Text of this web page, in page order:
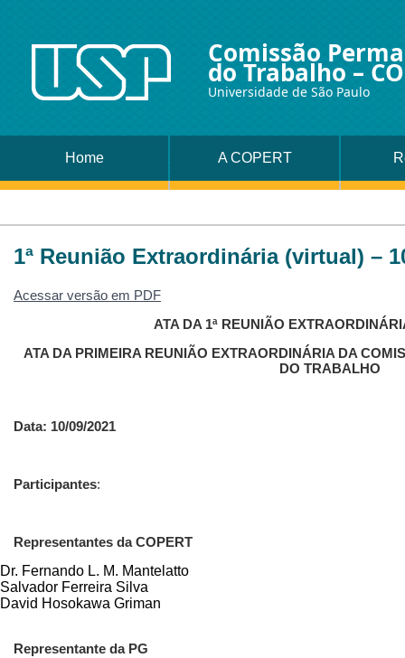
Comissão
do Trabalho –
Universidade de São Paulo
Home A COPERT
1ª Reunião Extraordinária (virtual) –
Acessar versão em PDF
ATA DA 1ª REUNIÃO
ATA DA PRIMEIRA REUNIÃO EXTRAORDINÁRIA DA
DO TRABALHO
Data: 10/09/2021
Participantes:
Representantes da COPERT
Dr. Fernando L. M. Mantelatto
Salvador Ferreira Silva
David Hosokawa Griman
Representante da PG